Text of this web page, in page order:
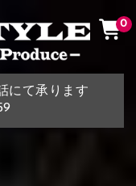
にて承ります
0